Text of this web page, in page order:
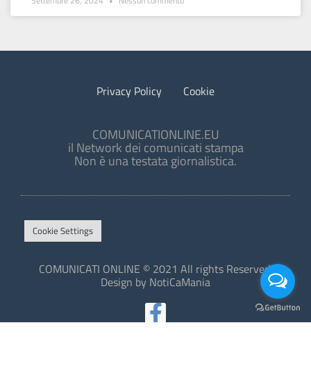
Privacy Policy Cookie
COMUNICATIONLINE.EU
il Network dei comunicati stampa
Non è una testata giornalistica.
Cookie Settings
COMUNICATI ONLINE © 2021 All rights Reserved.
Design by NotiCaMania